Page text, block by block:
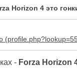
Horizon 4 это
- Forza Horizon